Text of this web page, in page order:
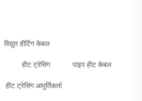
विद्युत हीटिंग केबल
हीट ट्रेसिंग पाइप हीट केबल
हीट ट्रेसिंग आपूर्तिकर्ता